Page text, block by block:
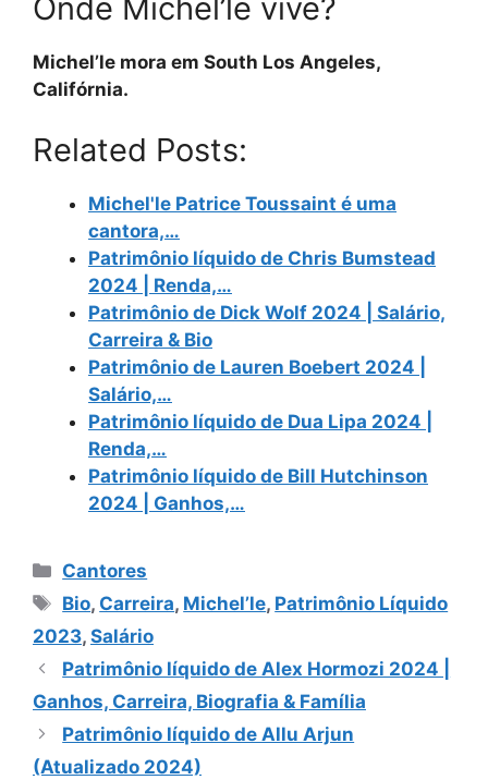
Onde Michel’le vive?
Michel’le mora em South Los Angeles,
Califórnia.
Related Posts:
Michel'le Patrice Toussaint é uma
cantora,…
Patrimônio líquido de Chris Bumstead
2024 | Renda,…
Patrimônio de Dick Wolf 2024 | Salário,
Carreira & Bio
Patrimônio de Lauren Boebert 2024 |
Salário,…
Patrimônio líquido de Dua Lipa 2024 |
Renda,…
Patrimônio líquido de Bill Hutchinson
2024 | Ganhos,…
Categories
Cantores
Tags
Bio, Carreira, Michel’le, Patrimônio Líquido
2023, Salário
Patrimônio líquido de Alex Hormozi 2024 |
Ganhos, Carreira, Biografia & Família
Patrimônio líquido de Allu Arjun
(Atualizado 2024)